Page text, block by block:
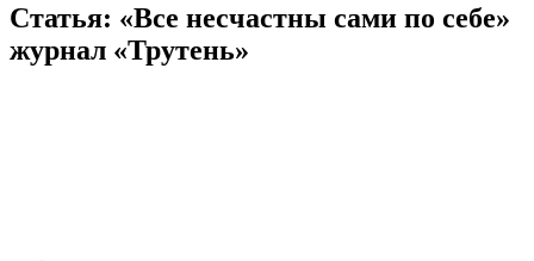
Статья: «Все несчастны сами по себе»
журнал «Трутень»